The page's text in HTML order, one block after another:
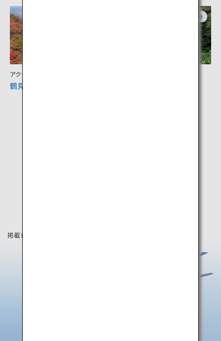
アクティビティ
鶴見岳（別府ロープウェイ）
大分
掲載している情報は2020年9月時点の情報です。